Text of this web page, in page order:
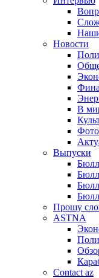
Новости
В
Фото
Выпуски
Прошу
ASTNA
Contact az